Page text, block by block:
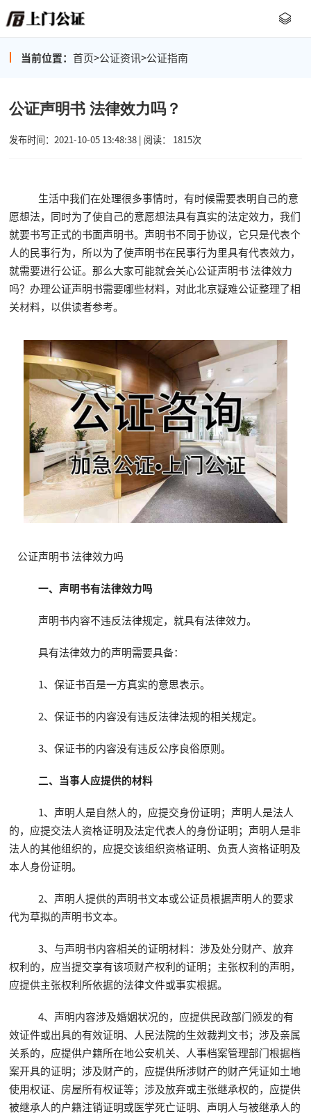
当前位置： 首页>公证资讯>公证指南
公证声明书 法律效力吗？
发布时间：2021-10-05 13:48:38 | 阅读： 1815次
生活中我们在处理很多事情时，有时候需要表明自己的意
愿想法，同时为了使自己的意愿想法具有真实的法定效力，我们
就要书写正式的书面声明书。声明书不同于协议，它只是代表个
人的民事行为，所以为了使声明书在民事行为里具有代表效力，
就需要进行公证。那么大家可能就会关心公证声明书 法律效力
吗？办理公证声明书需要哪些材料，对此北京疑难公证整理了相
关材料，以供读者参考。
公证声明书 法律效力吗
一、声明书有法律效力吗
声明书内容不违反法律规定，就具有法律效力。
具有法律效力的声明需要具备：
1、保证书百是一方真实的意思表示。
2、保证书的内容没有违反法律法规的相关规定。
3、保证书的内容没有违反公序良俗原则。
二、当事人应提供的材料
1、声明人是自然人的，应提交身份证明；声明人是法人
的，应提交法人资格证明及法定代表人的身份证明；声明人是非
法人的其他组织的，应提交该组织资格证明、负责人资格证明及
本人身份证明。
2、声明人提供的声明书文本或公证员根据声明人的要求
代为草拟的声明书文本。
3、与声明书内容相关的证明材料：涉及处分财产、放弃
权利的，应当提交享有该项财产权利的证明；主张权利的声明，
应提供主张权利所依据的法律文件或事实根据。
4、声明内容涉及婚姻状况的，应提供民政部门颁发的有
效证件或出具的有效证明、人民法院的生效裁判文书；涉及亲属
关系的，应提供户籍所在地公安机关、人事档案管理部门根据档
案开具的证明；涉及财产的，应提供所涉财产的财产凭证如土地
使用权证、房屋所有权证等；涉及放弃或主张继承权的，应提供
被继承人的户籍注销证明或医学死亡证明、声明人与被继承人的